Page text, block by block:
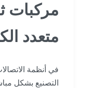
مركبات
متعدد
في أنظمة الاتصالات
التصنيع بشكل مباشر: